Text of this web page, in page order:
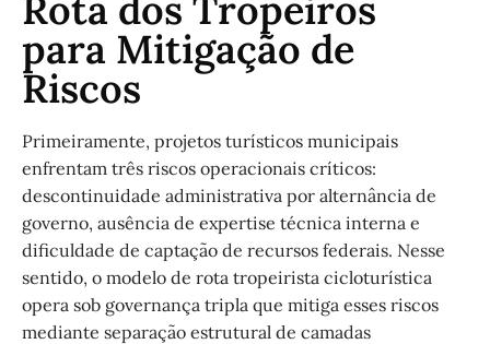
para Mitigação de
Riscos
Primeiramente, projetos turísticos municipais
enfrentam três riscos operacionais críticos:
descontinuidade administrativa por alternância de
governo, ausência de expertise técnica interna e
dificuldade de captação de recursos federais. Nesse
sentido, o modelo de rota tropeirista cicloturística
opera sob governança tripla que mitiga esses riscos
mediante separação estrutural de camadas